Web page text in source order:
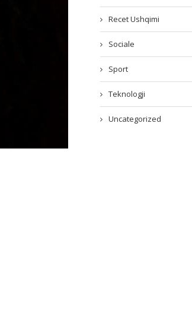
Recet Ushqimi
Sociale
Sport
Teknologji
Uncategorized